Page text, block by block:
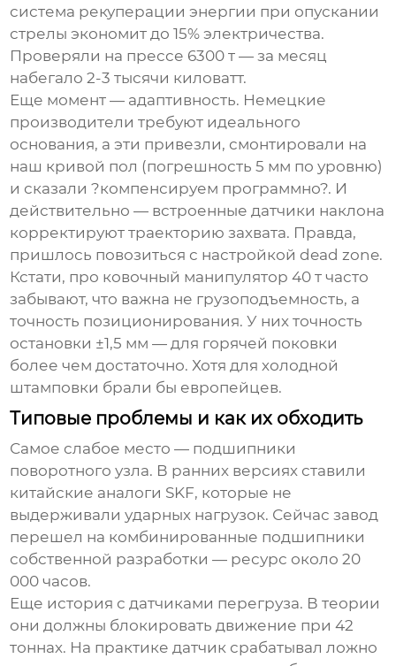
система рекуперации энергии при опускании
стрелы экономит до 15% электричества.
Проверяли на прессе 6300 т — за месяц
набегало 2-3 тысячи киловатт.
Еще момент — адаптивность. Немецкие
производители требуют идеального
основания, а эти привезли, смонтировали на
наш кривой пол (погрешность 5 мм по уровню)
и сказали ?компенсируем программно?. И
действительно — встроенные датчики наклона
корректируют траекторию захвата. Правда,
пришлось повозиться с настройкой dead zone.
Кстати, про ковочный манипулятор 40 т часто
забывают, что важна не грузоподъемность, а
точность позиционирования. У них точность
остановки ±1,5 мм — для горячей поковки
более чем достаточно. Хотя для холодной
штамповки брали бы европейцев.
Типовые проблемы и как их обходить
Самое слабое место — подшипники
поворотного узла. В ранних версиях ставили
китайские аналоги SKF, которые не
выдерживали ударных нагрузок. Сейчасзавод
перешел на комбинированные подшипники
собственной разработки — ресурс около 20
000 часов.
Еще история с датчиками перегруза. В теории
они должны блокировать движение при 42
тоннах. На практике датчик срабатывал ложно